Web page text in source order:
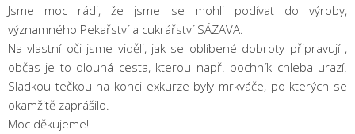
Jsme moc rádi, že jsme se mohli podívat do výroby,
významného Pekařství a cukrářství SÁZAVA.
Na vlastní oči jsme viděli, jak se oblíbené dobroty připravují ,
občas je to dlouhá cesta, kterou např. bochník chleba urazí.
Sladkou tečkou na konci exkurze byly mrkváče, po kterých se
okamžitě zaprášilo.
Moc děkujeme!